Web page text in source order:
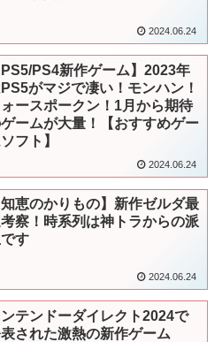
2024.06.24
PS5/PS4新作ゲーム】2023年
がマジで凄い！モンハン！
ースポークン！1月から期待
ームが大量！【おすすめゲー
フト】
2024.06.24
知恵のかりもの】新作ゼルダ最
察！時系列は神トラからの派
す
2024.06.24
テンドーダイレクト2024で
された激熱の新作ゲーム